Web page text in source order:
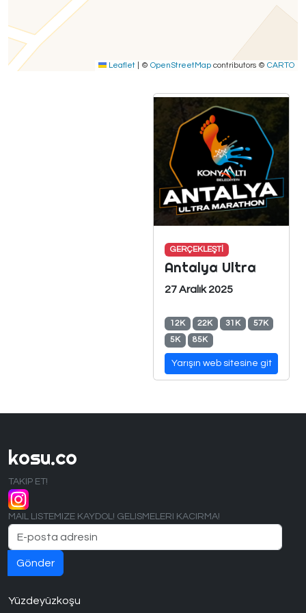
Leaflet © OpenStreetMap contributors © CARTO
GERÇEKLEŞTİ
Antalya Ultra
27 Aralık 2025
12K 22K 31K
57K
5K
85K
Yarışın web sitesine git
kosu.co
TAKIP ET!
MAIL LISTEMIZE KAYDOL! GELISMELERI KACIRMA!
Yüzdeyüzkoşu